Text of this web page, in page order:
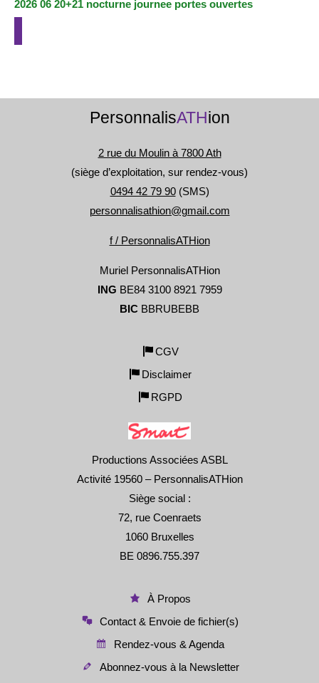
k
b
n
Li er
2026 06 20+21 nocturne journee portes ouvertes
PersonnalisATHion
2 rue du Moulin à 7800 Ath
(siège d’exploitation, sur rendez-vous)
0494 42 79 90(SMS)
personnalisathion@gmail.com
f / PersonnalisATHion
Muriel PersonnalisATHion
ING BE84 3100 8921 7959
BIC BBRUBEBB
CGV
Disclaimer
RGPD
Productions Associées ASBL
Activité 19560 – PersonnalisATHion
Siège social :
72, rue Coenraets
1060 Bruxelles
BE 0896.755.397
À Propos
Contact & Envoie de fichier(s)
Rendez-vous & Agenda
Abonnez-vous à la Newsletter